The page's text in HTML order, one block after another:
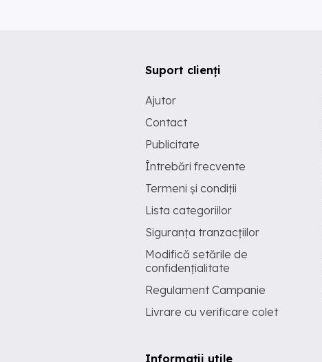
Suport clienți
Ajutor
Contact
Publicitate
Întrebări frecvente
Termeni și condiții
Lista categoriilor
Siguranța tranzacțiilor
Modifică setările de
confidențialitate
Regulament Campanie
Livrare cu verificare colet
Informații utile